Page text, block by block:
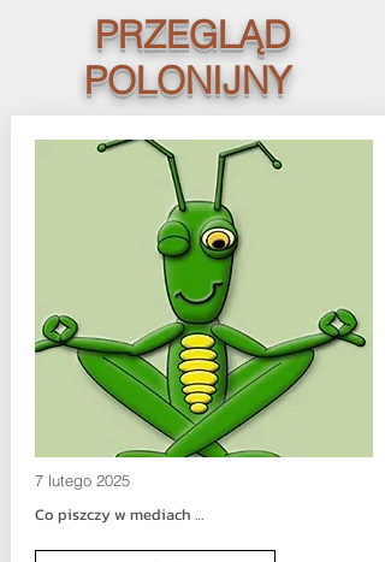
PRZEGLĄD
POLONIJNY
7 lutego 2025
Co piszczy w mediach …